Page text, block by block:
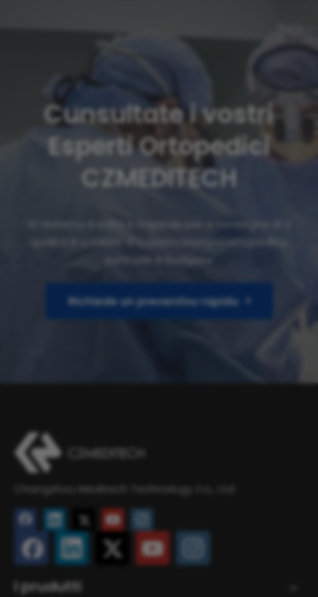
Cunsultate i vostri
Esperti Ortopedici
CZMEDITECH
qualità è u valore di u vostru bisognu ortopedicu,
Richiede un preventivu rapidu
Changzhou Meditech Technology Co., Ltd.
I prudutti